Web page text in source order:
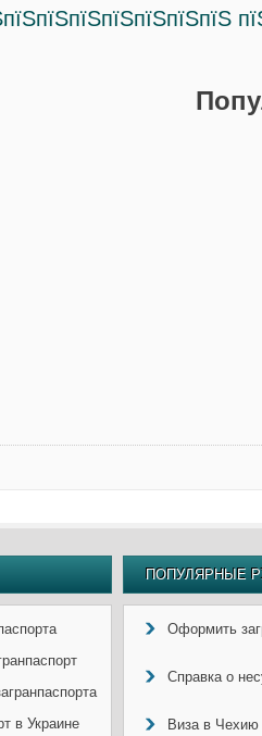
в Украине
ПОПУЛЯРНЫЕ
Оформить
Справка о
Виза в Чехию